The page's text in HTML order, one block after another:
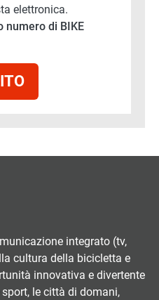
elettronica.
numero di BIKE
integrato (tv,
cultura della bicicletta e
innovativa e divertente
le città di domani,